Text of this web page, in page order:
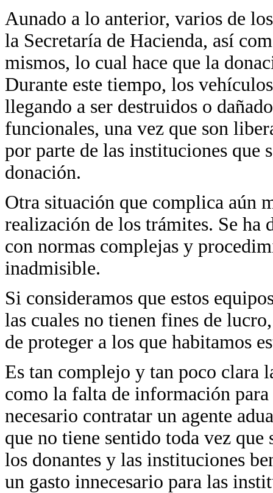
Aunado a lo anterior, varios de
la Secretaría de Hacienda, así
mismos, lo cual hace que la
Durante este tiempo, los
llegando a ser destruidos o
funcionales, una vez que son
por parte de las instituciones que
donación.
Otra situación que complica aún
realización de los trámites. Se ha
con normas complejas y
inadmisible.
Si consideramos que estos
las cuales no tienen fines de
de proteger a los que habitamos
Es tan complejo y tan poco clara
como la falta de información
necesario contratar un agente
que no tiene sentido toda vez
los donantes y las instituciones
un gasto innecesario para las